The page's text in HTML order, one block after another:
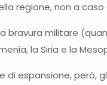
regione, non a
bravura militare
la Siria e la
di espansione, però,